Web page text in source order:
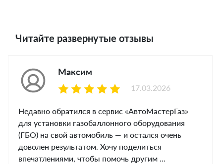
Читайте развернутые отзывы
Максим
Недавно обратился в сервис «АвтоМастерГаз»
для установки газобаллонного оборудования
(ГБО) на свой автомобиль — и остался очень
доволен результатом. Хочу поделиться
впечатлениями, чтобы помочь другим ...
17.03.2026